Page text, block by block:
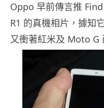
Oppo 早前傳言推
R1 的真機相片，據知
又衝著紅米及 Moto G